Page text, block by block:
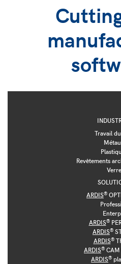
Travail
Revêtements
Verre
ARDIS®
ARDIS®
ARDIS®
ARDIS®
ARDIS® CAM
ARDIS®